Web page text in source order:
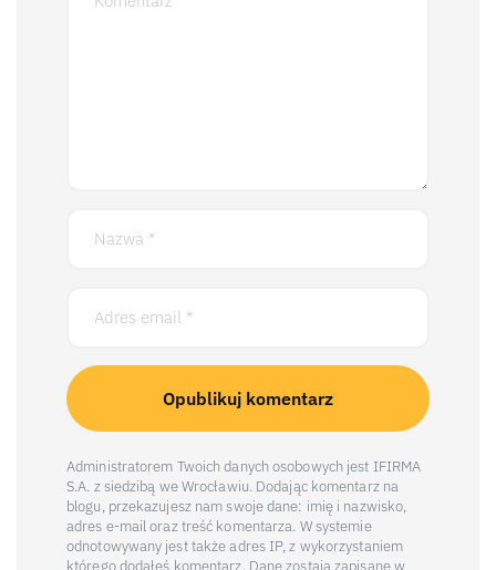
Administratorem Twoich danych osobowych jest IFIRMA
S.A. z siedzibą we Wrocławiu. Dodając komentarz na
blogu, przekazujesz nam swoje dane: imię i nazwisko,
adres e-mail oraz treść komentarza. W systemie
odnotowywany jest także adres IP, z wykorzystaniem
którego dodałeś komentarz. Dane zostają zapisane w